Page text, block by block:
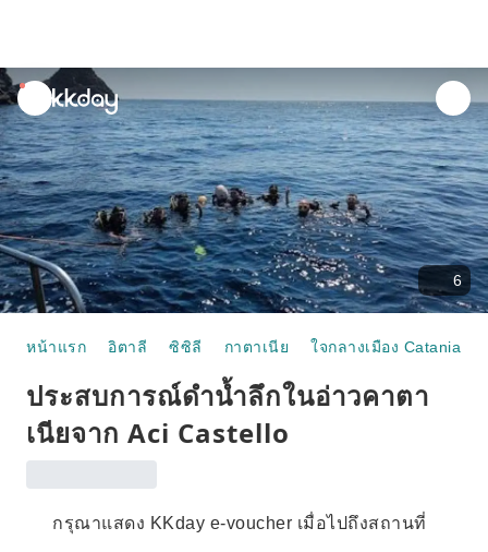
unread
notifications
6
หน้าแรก อิตาลี ซิซิลี กาตาเนีย ใจกลางเมือง Catania
ประสบการณ์ดำน้ำลึกในอ่าวคาตา
เนียจาก Aci Castello
กรุณาแสดง KKday e-voucher เมื่อไปถึงสถานที่